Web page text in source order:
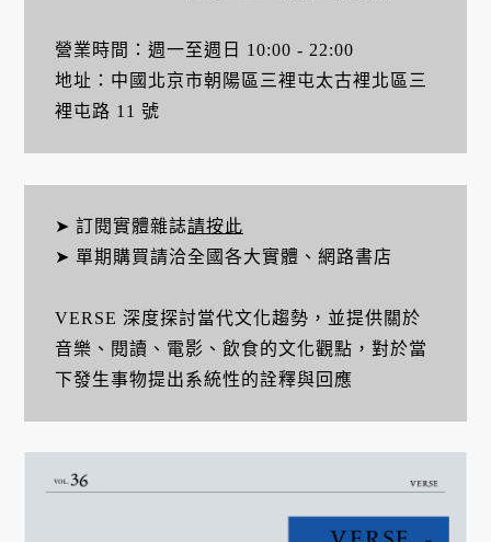
營業時間：週一至週日 10:00 - 22:00
地址：中國北京市朝陽區三裡屯太古裡北區三
裡屯路 11 號
➤ 訂閱實體雜誌請按此
➤ 單期購買請洽全國各大實體、網路書店
VERSE 深度探討當代文化趨勢，並提供關於
音樂、閱讀、電影、飲食的文化觀點，對於當
下發生事物提出系統性的詮釋與回應